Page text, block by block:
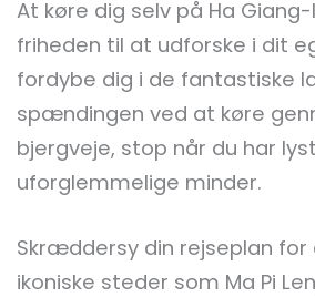
At køre dig selv på Ha
friheden til at udforske i dit
fordybe dig i de fantastiske
spændingen ved at køre
bjergveje, stop når du har
uforglemmelige minder.
Skræddersy din rejseplan
ikoniske steder som Ma Pi